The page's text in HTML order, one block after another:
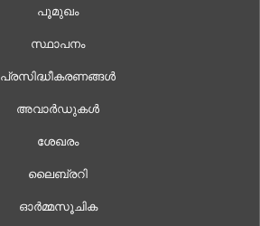
പൂമുഖം
സ്ഥാപനം
പ്രസിദ്ധീകരണങ്ങൾ
അവാർഡുകൾ
ശേഖരം
ലൈബ്രറി
ഓർമ്മസൂചിക